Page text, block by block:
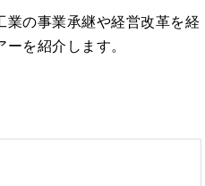
の事業承継や経営改革を経
を紹介します。